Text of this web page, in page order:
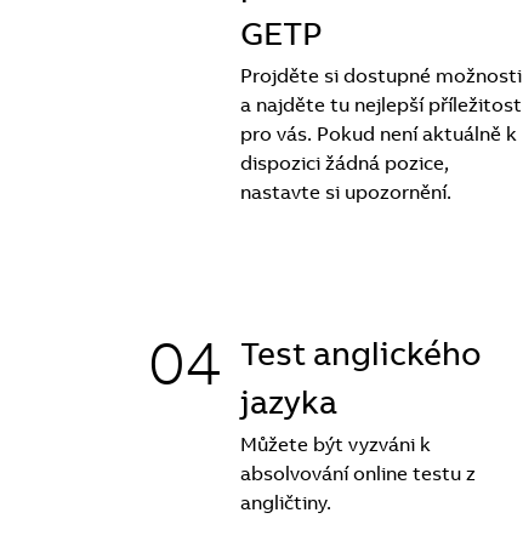
GETP
Projděte si dostupné možnosti
a najděte tu nejlepší příležitost
pro vás. Pokud není aktuálně k
dispozici žádná pozice,
nastavte si upozornění.
04
Test anglického
jazyka
Můžete být vyzváni k
absolvování online testu z
angličtiny.